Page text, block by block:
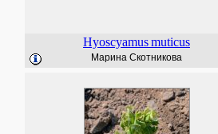
Hyoscyamusmuticus
Марина Скотникова